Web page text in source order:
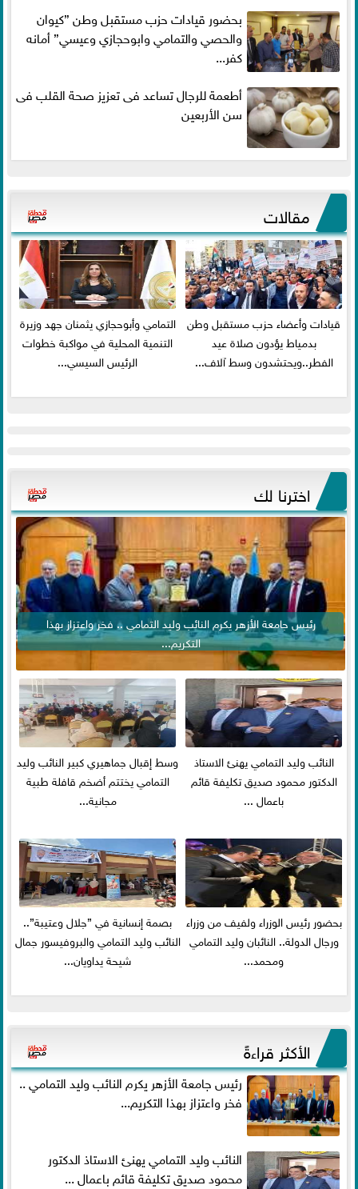
بحضور قيادات حزب مستقبل وطن ”كيوان
والحصي والتمامي وابوحجازي وعيسي” أمانه
كفر...
أطعمة للرجال تساعد فى تعزيز صحة القلب فى
سن الأربعين
مقالات
قيادات وأعضاء حزب مستقبل وطن
بدمياط يؤدون صلاة عيد
الفطر..ويحتشدون وسط آلاف...
التمامي وأبوحجازي يثمنان جهد وزيرة
التنمية المحلية في مواكبة خطوات
الرئيس السيسي...
اخترنا لك
رئيس جامعة الأزهر يكرم النائب وليد التمامي .. فخر واعتزاز بهذا
التكريم...
النائب وليد التمامي يهنئ الاستاذ
الدكتور محمود صديق تكليفة قائم
باعمال ...
وسط إقبال جماهيري كبير النائب وليد
التمامي يختتم أضخم قافلة طبية
مجانية...
بحضور رئيس الوزراء ولفيف من وزراء
ورجال الدولة.. النائبان وليد التمامي
ومحمد...
بصمة إنسانية في ”جلال وعتيبة”..
النائب وليد التمامي والبروفيسور جمال
شيحة يداويان...
الأكثر قراءةً
رئيس جامعة الأزهر يكرم النائب وليد التمامي ..
فخر واعتزاز بهذا التكريم...
النائب وليد التمامي يهنئ الاستاذ الدكتور
محمود صديق تكليفة قائم باعمال ...